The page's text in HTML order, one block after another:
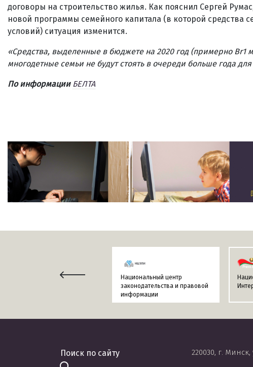
договоры на строительство жилья. Как пояснил Сергей
новой программы семейного капитала (в которой
условий) ситуация изменится.
«Средства, выделенные в бюджете на 2020 год (примерно Br1
многодетные семьи не будут стоять в очереди больше года
По информации БЕЛТА
Национальный центр
законодательства и правовой
информации
220030, г.